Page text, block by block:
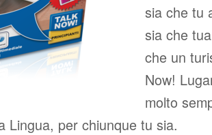
sia che tu
sia che
che un
Now!
molto
Lingua, per chiunque tu sia.